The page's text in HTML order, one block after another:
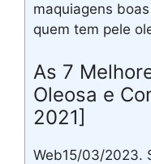
maquiagens
quem tem pele
As 7
Oleosa e
2021]
Web15/03/2023.